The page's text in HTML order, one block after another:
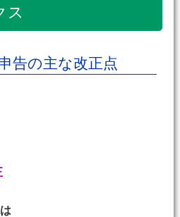
ス
告の主な改正点